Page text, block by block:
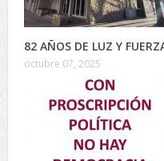
82 AÑOS DE LUZ Y
octubre 07, 2025